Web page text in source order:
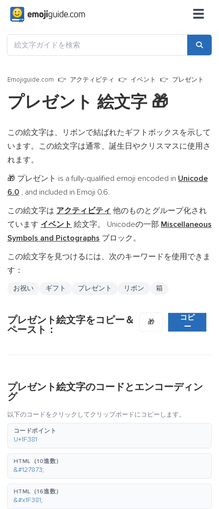
☰
Emojiguide.com アクティビティ イベント プレゼント
プレゼント 絵文字 🎁
この絵文字は、リボンで結ばれたギフトボックスを示して
います。この絵文字は通常、誕生日やクリスマスに使用さ
れます。
🎁 プレゼント is a fully-qualified emoji encoded in Unicode
6.0 , and included in Emoji 0.6.
この絵文字は アクティビティ 他のものとグループ化され
ています イベント 絵文字。 Unicodeの一部 Miscellaneous
Symbols and Pictographs ブロック。
この絵文字を見つけるには、次のキーワードを使用できま
す：
お祝い ギフト プレゼント リボン 箱
プレゼント絵文字をコピー＆
ペースト：
🎁
コピ
ー
プレゼント絵文字のコードとエンコーディン
グ
以下のコードをクリックしてクリップボードにコピーします。
コードポイント
U+1F381
HTML（10進数）
&#127873;
HTML（16進数）
&#x1F381;